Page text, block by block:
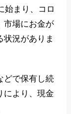
始まり、コロ
市場にお金が
況がありま
どで保有し続
により、現金